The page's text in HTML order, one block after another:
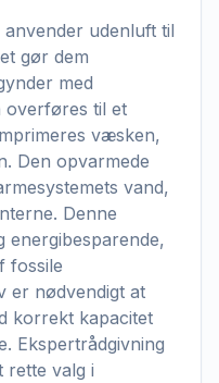
udenluft til
gør dem
med
overføres til et
væsken,
Den opvarmede
vand,
Denne
energibesparende,
fossile
er nødvendigt at
korrekt kapacitet
Ekspertrådgivning
rette valg i